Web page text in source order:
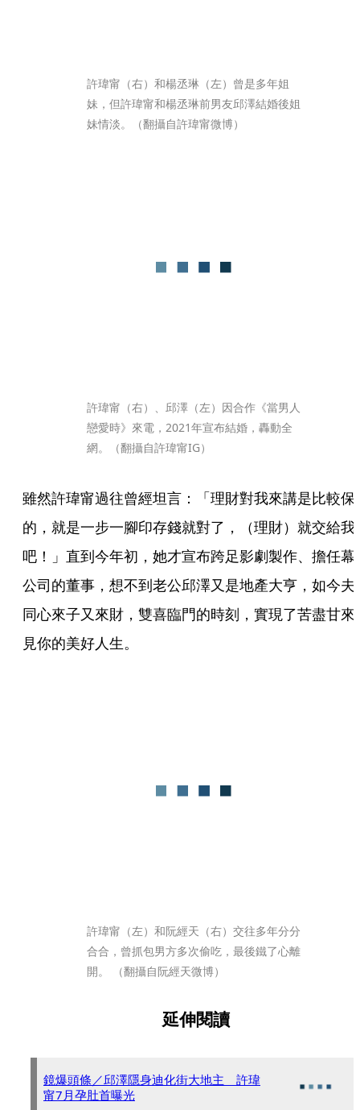
許瑋甯（右）和楊丞琳（左）曾是多年姐
妹，但許瑋甯和楊丞琳前男友邱澤結婚後姐
妹情淡。（翻攝自許瑋甯微博）
許瑋甯（右）、邱澤（左）因合作《當男人
戀愛時》來電，2021年宣布結婚，轟動全
網。（翻攝自許瑋甯IG）
雖然許瑋甯過往曾經坦言：「理財對我來講是比較保
的，就是一步一腳印存錢就對了，（理財）就交給我
吧！」直到今年初，她才宣布跨足影劇製作、擔任幕
公司的董事，想不到老公邱澤又是地產大亨，如今夫
同心來子又來財，雙喜臨門的時刻，實現了苦盡甘來
見你的美好人生。
許瑋甯（左）和阮經天（右）交往多年分分
合合，曾抓包男方多次偷吃，最後鐵了心離
開。	（翻攝自阮經天微博）
延伸閱讀
鏡爆頭條／邱澤隱身迪化街大地主 許瑋
甯7月孕肚首曝光